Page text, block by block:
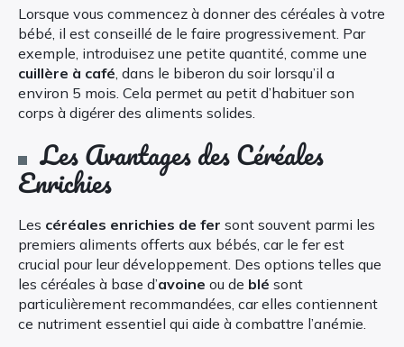
Lorsque vous commencez à donner des céréales à votre
bébé, il est conseillé de le faire progressivement. Par
exemple, introduisez une petite quantité, comme une
cuillère à café, dans le biberon du soir lorsqu’il a
environ 5 mois. Cela permet au petit d’habituer son
corps à digérer des aliments solides.
Les Avantages des Céréales
Enrichies
Les céréales enrichies de fer sont souvent parmi les
premiers aliments offerts aux bébés, car le fer est
crucial pour leur développement. Des options telles que
les céréales à base d’avoine ou de blé sont
particulièrement recommandées, car elles contiennent
ce nutriment essentiel qui aide à combattre l’anémie.